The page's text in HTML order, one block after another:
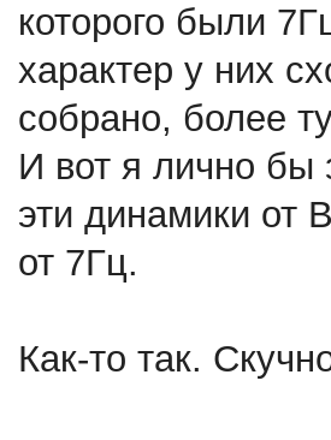
которого были
характер у них
собрано, более
И вот я лично бы
эти динамики от
от 7Гц.
Как-то так.